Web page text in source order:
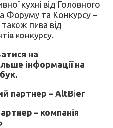
кухні від Головного
Форуму та Конкурсу –
також пива від
конкурсу.
на
інформації на
партнер – AltBier
– компанія